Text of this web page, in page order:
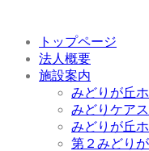
トップページ
法人概要
施設案内
みどりが丘
みどりケア
みどりが丘
第２みどり